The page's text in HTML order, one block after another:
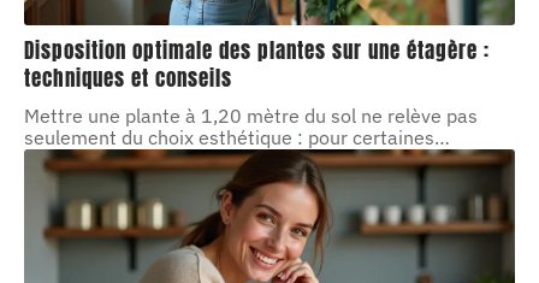
Disposition optimale des plantes sur une étagère :
techniques et conseils
Mettre une plante à 1,20 mètre du sol ne relève pas
seulement du choix esthétique : pour certaines…